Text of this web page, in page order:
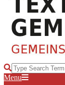
Search
Primary
Menu